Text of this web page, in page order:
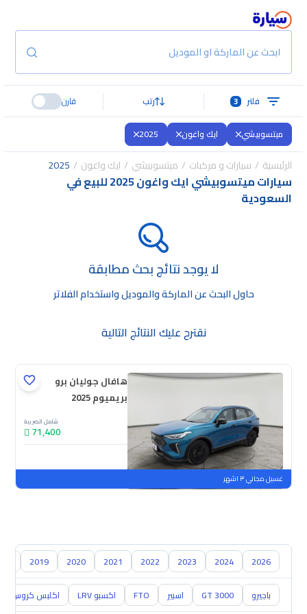
ابحث عن الماركة او الموديل
فلتر 3 رتب قارن
ميتسوبيشي ايك واغون 2025
الرئيسية سيارات و مركبات ميتسوبيشي ايك واغون 2025
سيارات ميتسوبيشي ايك واغون 2025 للبيع في
السعودية
لا يوجد نتائج بحث مطابقة
حاول البحث عن الماركة والموديل واستخدام الفلاتر
نقترح عليك النتائج التالية
هافال جوليان برو
بريميوم 2025
شامل الضريبة
71,400
جديدة
ملوحة
غسيل مجاني ٣ اشهر
2026
2024
2023
2022
2021
2020
2019
باجيرو GT 3000 اسبير FTO اكسبو LRV اكلبس كروس